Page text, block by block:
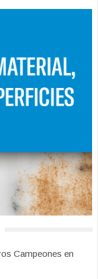
Campeones en